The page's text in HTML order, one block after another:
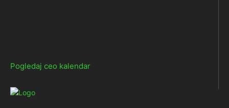
Pogledaj ceo kalendar